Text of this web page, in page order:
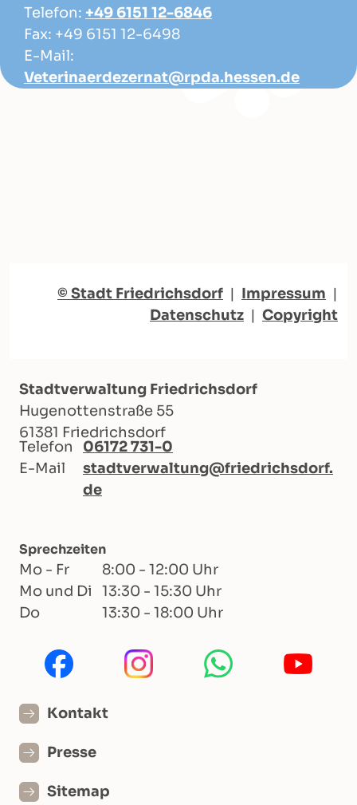
Telefon: +49 6151 12-6846
Fax: +49 6151 12-6498
E-Mail:
Veterinaerdezernat@rpda.hessen.de
© Stadt Friedrichsdorf | Impressum |
Datenschutz | Copyright
Stadtverwaltung Friedrichsdorf
Hugenottenstraße 55
61381 Friedrichsdorf
Telefon
06172 731-0
E-Mail
stadtverwaltung@friedrichsdorf.
de
Sprechzeiten
Mo - Fr
8:00 - 12:00 Uhr
Mo und Di
13:30 - 15:30 Uhr
Do
13:30 - 18:00 Uhr
Kontakt
Presse
Sitemap